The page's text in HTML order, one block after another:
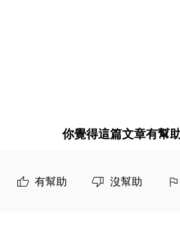
你覺得這篇文章有幫
有幫助 沒幫助